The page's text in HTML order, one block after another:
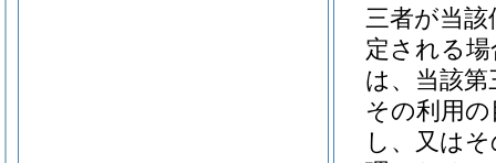
三者が当
定される
は、当該
その利用
し、又は